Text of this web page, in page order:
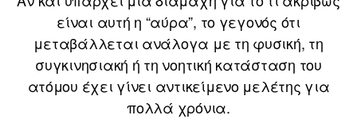
είναι αυτή η “αύρα”, το γεγονός ότι
μεταβάλλεται ανάλογα με τη φυσική, τη
συγκινησιακή ή τη νοητική κατάσταση του
ατόμου έχει γίνει αντικείμενο μελέτης για
πολλά χρόνια.